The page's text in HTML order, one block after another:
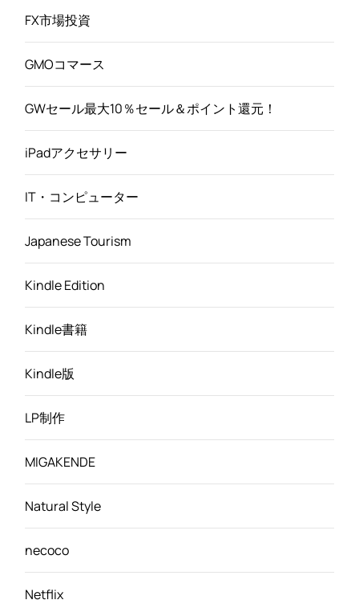
FX市場投資
GMOコマース
GWセール最大10％セール＆ポイント還元！
iPadアクセサリー
IT・コンピューター
Japanese Tourism
Kindle Edition
Kindle書籍
Kindle版
LP制作
MIGAKENDE
Natural Style
necoco
Netflix